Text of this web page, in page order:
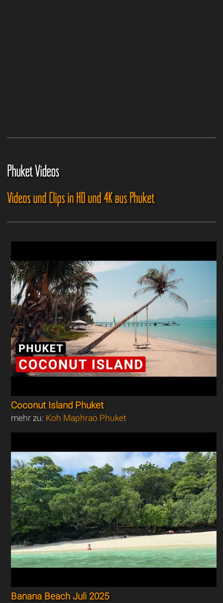
Phuket Videos
Videos und Clips in HD und 4K aus Phuket
Coconut Island Phuket
mehr zu: Koh Maphrao Phuket
Banana Beach Juli 2025